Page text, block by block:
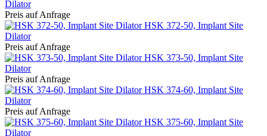
Dilator
Preis auf Anfrage
HSK 372-50, Implant Site
Dilator
Preis auf Anfrage
HSK 373-50, Implant Site
Dilator
Preis auf Anfrage
HSK 374-60, Implant Site
Dilator
Preis auf Anfrage
HSK 375-60, Implant Site
Dilator